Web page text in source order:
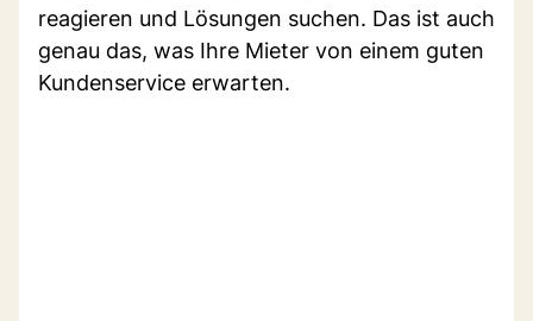
reagieren und Lösungen suchen. Das ist auch
genau das, was Ihre Mieter von einem guten
Kundenservice erwarten.